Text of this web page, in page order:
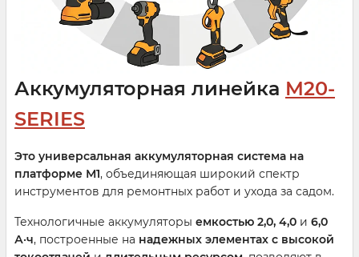
Аккумуляторная линейка M20-
SERIES
Это универсальная аккумуляторная система на
платформе М1, объединяющая широкий спектр
инструментов для ремонтных работ и ухода за садом.
Технологичные аккумуляторы емкостью 2,0, 4,0 и 6,0
А·ч, построенные на надежных элементах с высокой